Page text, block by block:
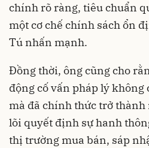
chính rõ ràng, tiêu chuẩn
một cơ chế chính sách ổn
Tú nhấn mạnh.
Đồng thời, ông cũng cho
động cố vấn pháp lý không
mà đã chính thức trở thành
lõi quyết định sự hanh
thị trường mua bán, sáp